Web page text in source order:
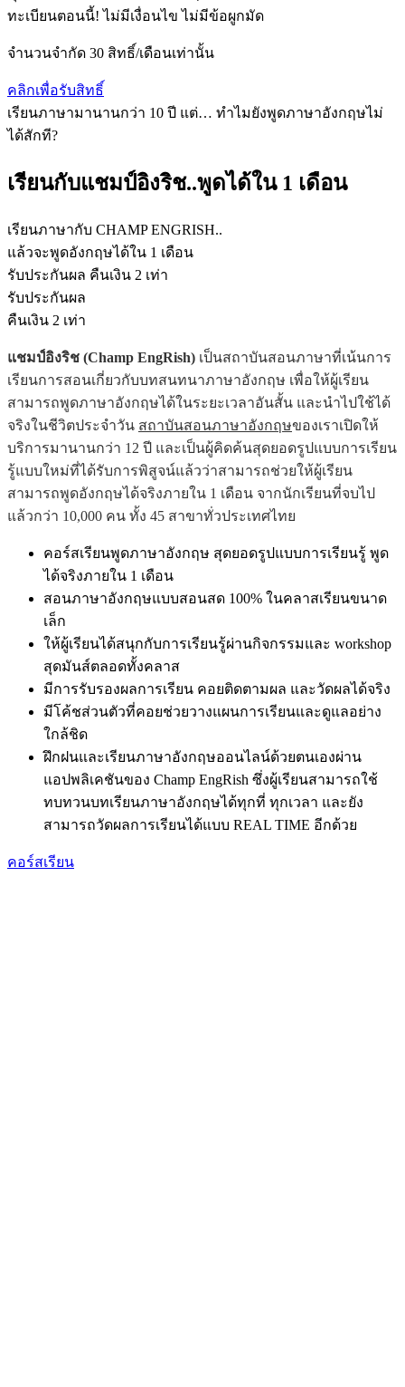
ทะเบียนตอนนี้! ไม่มีเงื่อนไข ไม่มีข้อผูกมัด
จำนวนจำกัด 30 สิทธิ์/เดือนเท่านั้น
คลิกเพื่อรับสิทธิ์
เรียนภาษามานานกว่า 10 ปี แต่… ทำไมยังพูดภาษาอังกฤษไม่
ได้สักที?
เรียนกับแชมป์อิงริช..พูดได้ใน 1 เดือน
เรียนภาษากับ CHAMP ENGRISH..
แล้วจะพูดอังกฤษได้ใน 1 เดือน
รับประกันผล คืนเงิน 2 เท่า
รับประกันผล
คืนเงิน 2 เท่า
แชมป์อิงริช (Champ EngRish) เป็นสถาบันสอนภาษาที่เน้นการ
เรียนการสอนเกี่ยวกับบทสนทนาภาษาอังกฤษ เพื่อให้ผู้เรียน
สามารถพูดภาษาอังกฤษได้ในระยะเวลาอันสั้น และนำไปใช้ได้
จริงในชีวิตประจำวัน สถาบันสอนภาษาอังกฤษของเราเปิดให้
บริการมานานกว่า 12 ปี และเป็นผู้คิดค้นสุดยอดรูปแบบการเรียน
รู้แบบใหม่ที่ได้รับการพิสูจน์แล้วว่าสามารถช่วยให้ผู้เรียน
สามารถพูดอังกฤษได้จริงภายใน 1 เดือน จากนักเรียนที่จบไป
แล้วกว่า 10,000 คน ทั้ง 45 สาขาทั่วประเทศไทย
คอร์สเรียนพูดภาษาอังกฤษ สุดยอดรูปแบบการเรียนรู้ พูด
ได้จริงภายใน 1 เดือน
สอนภาษาอังกฤษแบบสอนสด 100% ในคลาสเรียนขนาด
เล็ก
ให้ผู้เรียนได้สนุกกับการเรียนรู้ผ่านกิจกรรมและ workshop
สุดมันส์ตลอดทั้งคลาส
มีการรับรองผลการเรียน คอยติดตามผล และวัดผลได้จริง
มีโค้ชส่วนตัวที่คอยช่วยวางแผนการเรียนและดูแลอย่าง
ใกล้ชิด
ฝึกฝนและเรียนภาษาอังกฤษออนไลน์ด้วยตนเองผ่าน
แอปพลิเคชันของ Champ EngRish ซึ่งผู้เรียนสามารถใช้
ทบทวนบทเรียนภาษาอังกฤษได้ทุกที่ ทุกเวลา และยัง
สามารถวัดผลการเรียนได้แบบ REAL TIME อีกด้วย
คอร์สเรียน